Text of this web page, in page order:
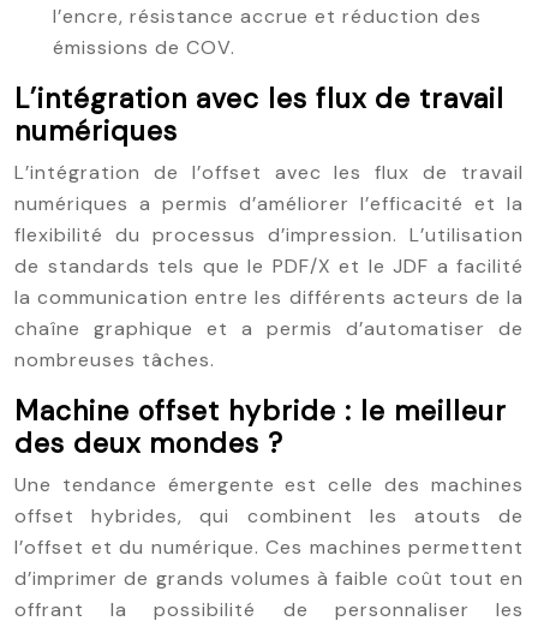
l’encre, résistance accrue et réduction des
émissions de COV.
L’intégration avec les flux de travail
numériques
L’intégration de l’offset avec les flux de travail
numériques a permis d’améliorer l’efficacité et la
flexibilité du processus d’impression. L’utilisation
de standards tels que le PDF/X et le JDF a facilité
la communication entre les différents acteurs de la
chaîne graphique et a permis d’automatiser de
nombreuses tâches.
Machine offset hybride : le meilleur
des deux mondes ?
Une tendance émergente est celle des machines
offset hybrides, qui combinent les atouts de
l’offset et du numérique. Ces machines permettent
d’imprimer de grands volumes à faible coût tout en
offrant la possibilité de personnaliser les